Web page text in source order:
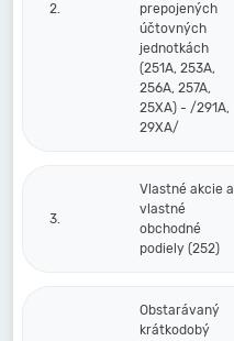
2.
prepojených
účtovných
jednotkách
(251A, 253A,
256A, 257A,
25XA) - /291A,
29XA/
3.
Vlastné akcie a
vlastné
obchodné
podiely (252)
Obstarávaný
krátkodobý